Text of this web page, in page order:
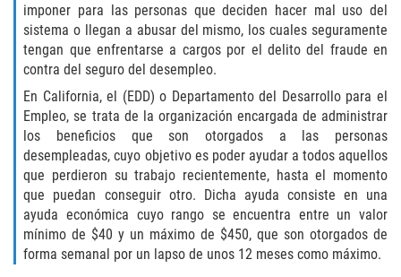
Descarga Negligente de un Arma de
Fuego
Portar un Arma de Fuego Cargada en
Público
Delitos De Drogas
El Programa de Desviación Previo al
Juicio PC 1000
imponer para las personas que deciden hacer mal uso del
sistema o llegan a abusar del mismo, los cuales seguramente
tengan que enfrentarse a cargos por el delito del fraude en
contra del seguro del desempleo.
En California, el (EDD) o Departamento del Desarrollo para el
Empleo, se trata de la organización encargada de administrar
los beneficios que son otorgados a las personas
desempleadas, cuyo objetivo es poder ayudar a todos aquellos
que perdieron su trabajo recientemente, hasta el momento
que puedan conseguir otro. Dicha ayuda consiste en una
ayuda económica cuyo rango se encuentra entre un valor
mínimo de $40 y un máximo de $450, que son otorgados de
forma semanal por un lapso de unos 12 meses como máximo.